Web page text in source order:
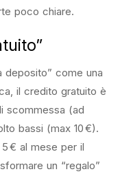
poco chiare.
deposito” come una
il credito gratuito è
scommessa (ad
bassi (max 10 €).
€ al mese per il
un “regalo”